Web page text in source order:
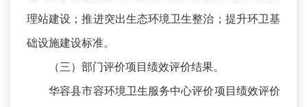
理站建设；推进突出生态环境卫生整治；提升环卫基
础设施建设标准。
（三）部门评价项目绩效评价结果。
华容县市容环境卫生服务中心评价项目绩效评价